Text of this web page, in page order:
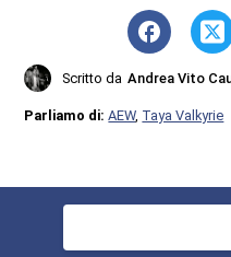
Scritto da Andrea Vito
Parliamo di:AEW, Taya Valkyrie